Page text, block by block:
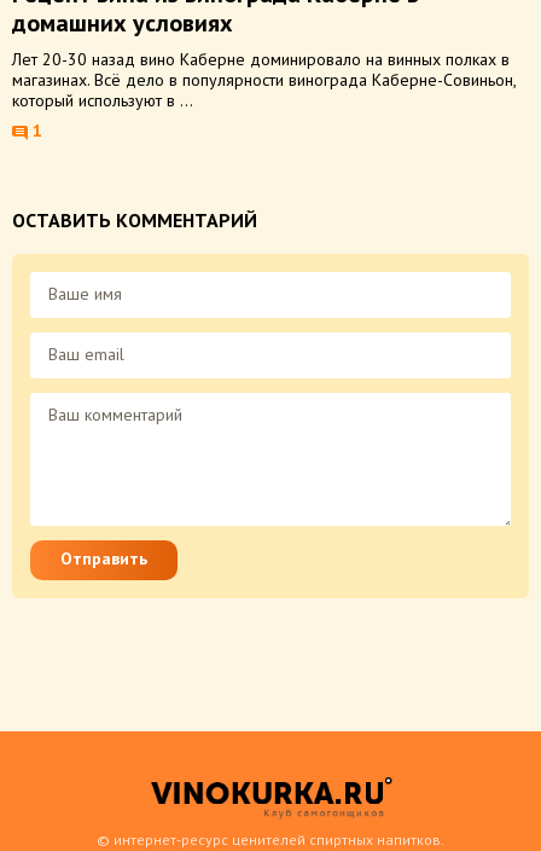
домашних условиях
Лет 20-30 назад вино Каберне доминировало на винных полках в
магазинах. Всё дело в популярности винограда Каберне-Совиньон,
который используют в ...
1
ОСТАВИТЬ КОММЕНТАРИЙ
Отправить
© интернет-ресурс ценителей спиртных напитков.